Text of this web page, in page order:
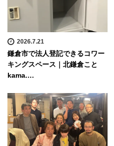
2026.7.21
鎌倉市で法人登記できるコワー
キングスペース｜北鎌倉こと
kama.…